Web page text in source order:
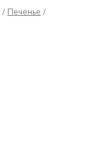
Печенье